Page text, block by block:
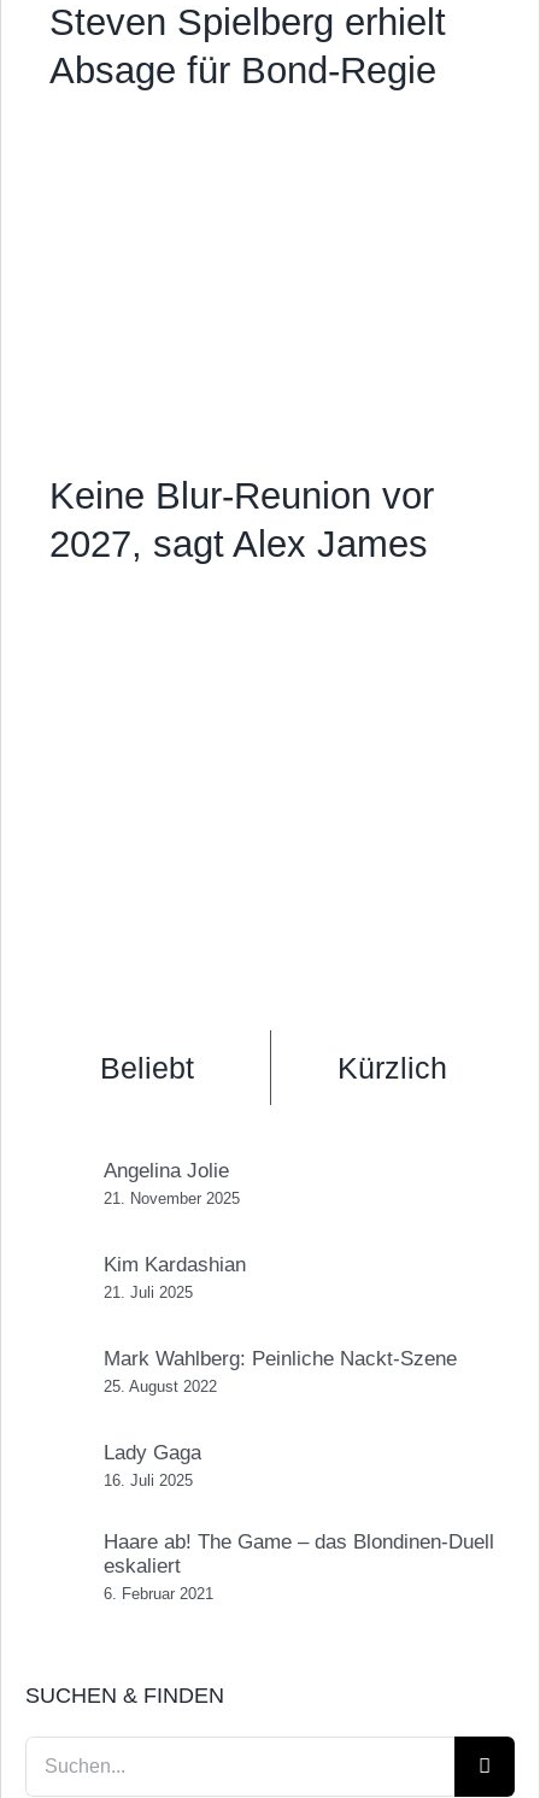
Steven Spielberg erhielt
Absage für Bond-Regie
Keine Blur-Reunion vor
2027, sagt Alex James
Beliebt Kürzlich
Angelina Jolie
21. November 2025
Kim Kardashian
21. Juli 2025
Mark Wahlberg: Peinliche Nackt-Szene
25. August 2022
Lady Gaga
16. Juli 2025
Haare ab! The Game – das Blondinen-Duell
eskaliert
6. Februar 2021
SUCHEN & FINDEN
Suche
nach: